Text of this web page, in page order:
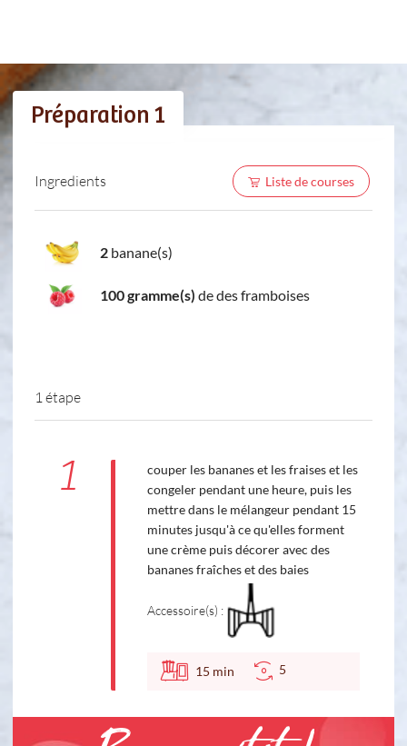
Préparation 1
Ingredients Liste de courses
2 banane(s)
100 gramme(s) de des framboises
1 étape
1
couper les bananes et les fraises et les
congeler pendant une heure, puis les
mettre dans le mélangeur pendant 15
minutes jusqu'à ce qu'elles forment
une crème puis décorer avec des
bananes fraîches et des baies
Accessoire(s) :
15 min 5